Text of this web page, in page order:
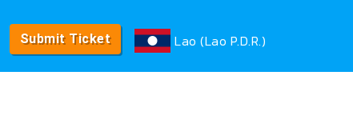
Submit Ticket Lao (Lao P.D.R.)